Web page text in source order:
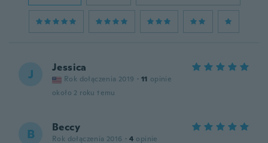
J Jessica
Rok dołączenia 2019 · 11 opinie
około 2 roku temu
B Beccy
Rok dołączenia 2016 · 4 opinie